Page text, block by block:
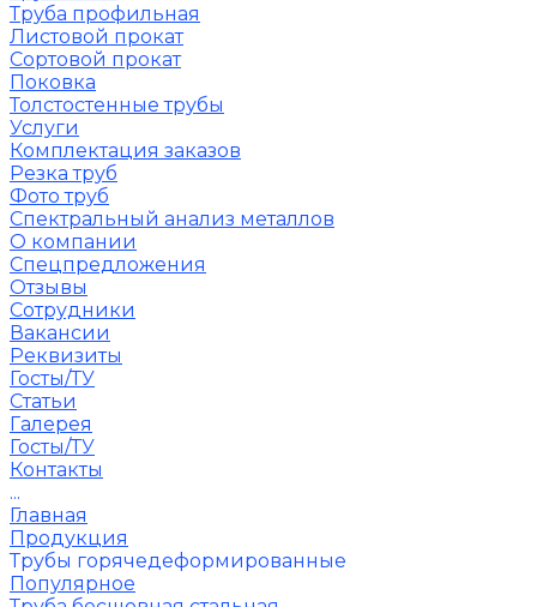
Труба профильная
Листовой прокат
Сортовой прокат
Поковка
Толстостенные трубы
Услуги
Комплектация заказов
Резка труб
Фото труб
Спектральный анализ металлов
О компании
Спецпредложения
Отзывы
Сотрудники
Вакансии
Реквизиты
Госты/ТУ
Статьи
Галерея
Госты/ТУ
Контакты
...
Главная
Продукция
Трубы горячедеформированные
Популярное